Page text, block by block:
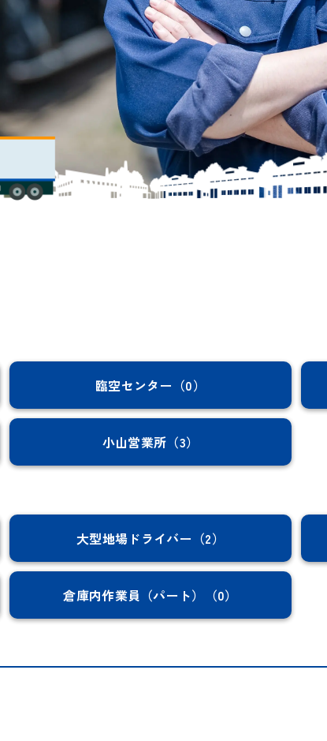
臨空センター（0）
小山営業所（3）
大型地場ドライバー（2）
倉庫内作業員（パート）（0）